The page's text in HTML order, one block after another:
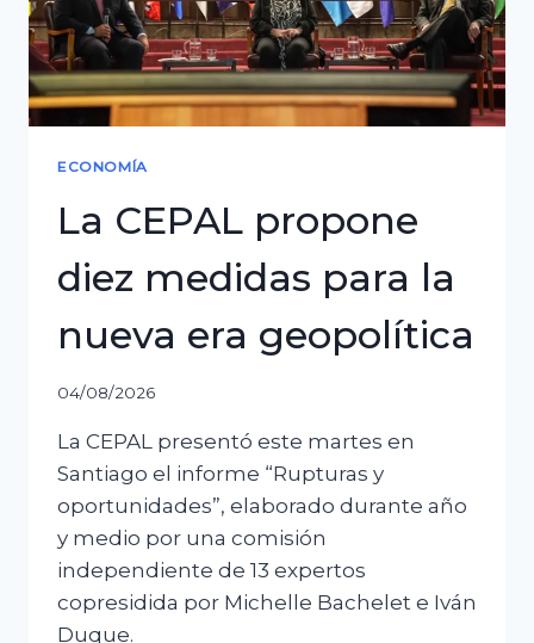
contabilizado
como
reserva
ECONOMÍA
La CEPAL propone
diez medidas para la
nueva era geopolítica
04/08/2026
La CEPAL presentó este martes en
Santiago el informe “Rupturas y
oportunidades”, elaborado durante año
y medio por una comisión
independiente de 13 expertos
copresidida por Michelle Bachelet e Iván
Duque.